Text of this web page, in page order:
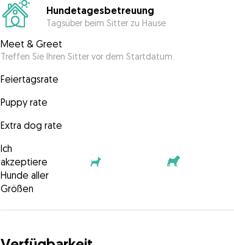
Hundetagesbetreuung
Tagsüber beim Sitter zu Hause
Meet & Greet
Treffen Sie Ihren Sitter vor dem Startdatum.
Feiertagsrate
Puppy rate
Extra dog rate
Ich
akzeptiere
Hunde aller
Größen